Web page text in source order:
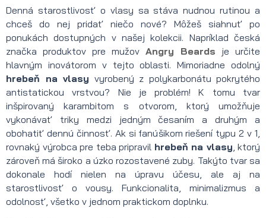
Denná starostlivosť o vlasy sa stáva nudnou rutinou a
chceš do nej pridať niečo nové? Môžeš siahnuť po
ponukách dostupných v našej kolekcii. Napríklad česká
značka produktov pre mužov Angry Beards je určite
hlavným inovátorom v tejto oblasti. Mimoriadne odolný
hrebeň na vlasy vyrobený z polykarbonátu pokrytého
antistatickou vrstvou? Nie je problém! K tomu tvar
inšpirovaný karambitom s otvorom, ktorý umožňuje
vykonávať triky medzi jedným česaním a druhým a
obohatiť dennú činnosť. Ak si fanúšikom riešení typu 2 v 1,
rovnaký výrobca pre teba pripravil hrebeň na vlasy, ktorý
zároveň má široko a úzko rozostavené zuby. Takýto tvar sa
dokonale hodí nielen na úpravu účesu, ale aj na
starostlivosť o vousy. Funkcionalita, minimalizmus a
odolnosť, všetko v jednom praktickom doplnku.